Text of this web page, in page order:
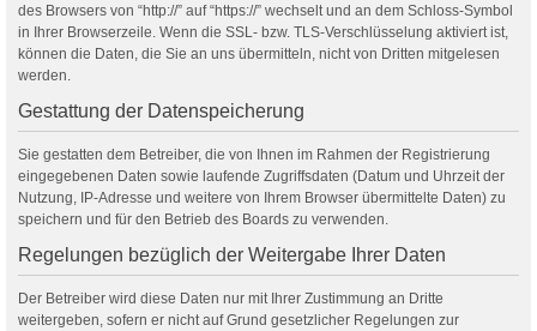
des Browsers von “http://” auf “https://” wechselt und an dem Schloss-Symbol
in Ihrer Browserzeile. Wenn die SSL- bzw. TLS-Verschlüsselung aktiviert ist,
können die Daten, die Sie an uns übermitteln, nicht von Dritten mitgelesen
werden.
Gestattung der Datenspeicherung
Sie gestatten dem Betreiber, die von Ihnen im Rahmen der Registrierung
eingegebenen Daten sowie laufende Zugriffsdaten (Datum und Uhrzeit der
Nutzung, IP-Adresse und weitere von Ihrem Browser übermittelte Daten) zu
speichern und für den Betrieb des Boards zu verwenden.
Regelungen bezüglich der Weitergabe Ihrer Daten
Der Betreiber wird diese Daten nur mit Ihrer Zustimmung an Dritte
weitergeben, sofern er nicht auf Grund gesetzlicher Regelungen zur